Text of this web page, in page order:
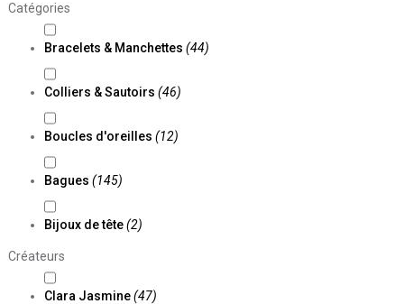
Catégories
Bracelets & Manchettes (44)
Colliers & Sautoirs (46)
Boucles d'oreilles (12)
Bagues (145)
Bijoux de tête(2)
Créateurs
Clara Jasmine(47)